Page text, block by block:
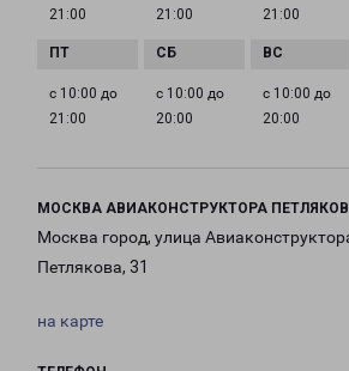
21:00
21:00
21:00
с 10:00 до
21:00
с 10:00 до
20:00
с 10:00 до
20:00
МОСКВА АВИАКОНСТРУКТОРА
Москва город, улица
Петлякова, 31
на карте